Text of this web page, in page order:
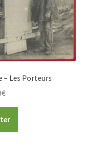
– Les Porteurs
€